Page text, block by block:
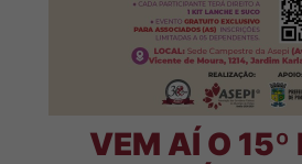
VEM AÍ O 15º